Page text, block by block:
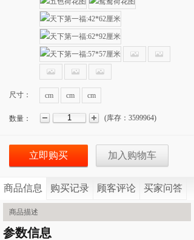
尺寸： cm cm cm
数量： (库存： 3599964)
立即购买 加入购物车
商品信息 购买记录 顾客评论 买家问答
商品描述
参数信息